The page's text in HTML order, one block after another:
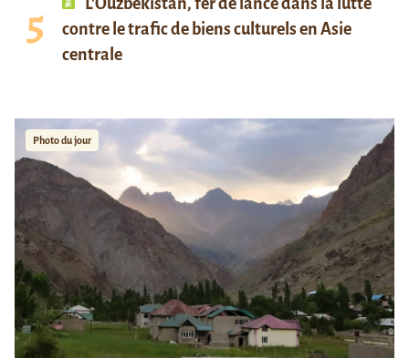
L’Ouzbékistan, fer de lance dans la lutte
contre le trafic de biens culturels en Asie
centrale
Photo du jour